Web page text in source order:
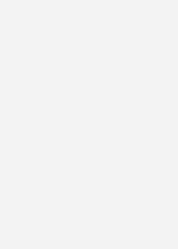
Das hat zuletzt auch der
der
nicht nur die
sondern auch die initialen
liefern, die später
daher mit überwiegender
bedingt sind.
kognitiven Störungen nicht
spezielle Arbeitsbereiche (z. B.
der jeweiligen
was erhebliche Zweifel daran
Bild überhaupt auf den